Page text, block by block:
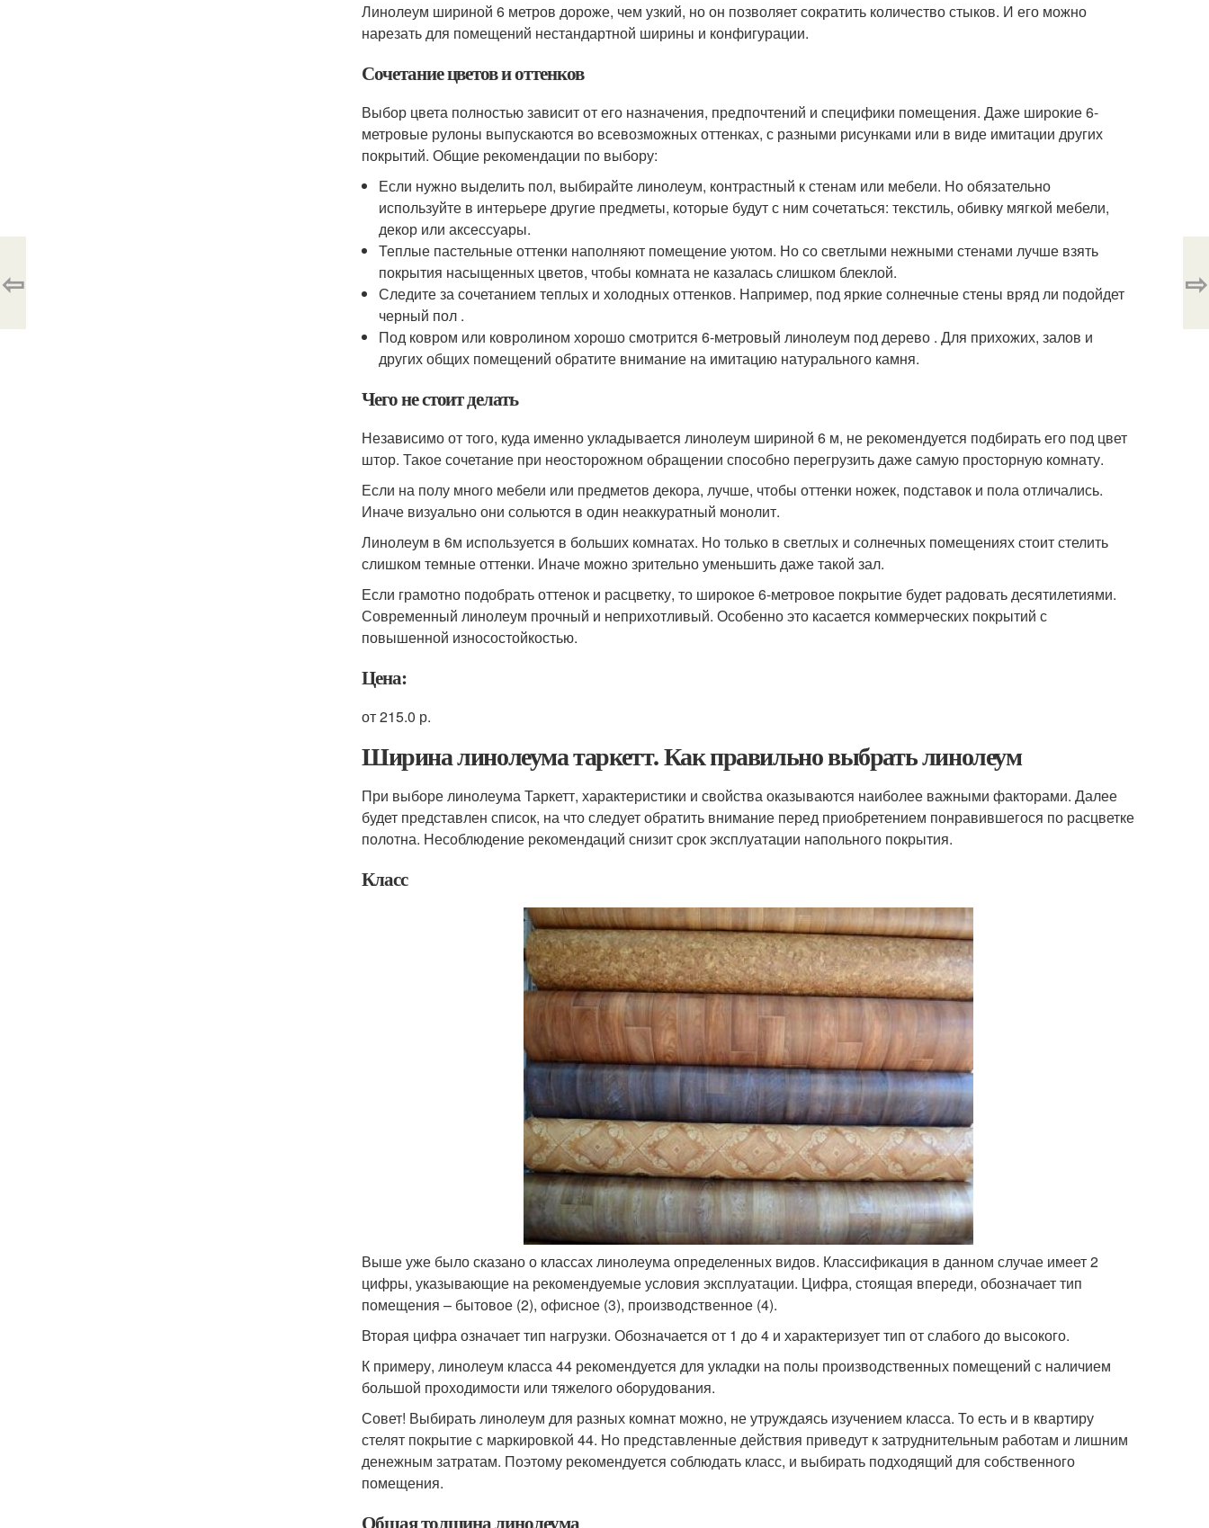
Линолеум шириной 6 метров дороже, чем узкий, но он позволяет сократить количество стыков. И его можно
нарезать для помещений нестандартной ширины и конфигурации.
Сочетание цветов и оттенков
Выбор цвета полностью зависит от его назначения, предпочтений и специфики помещения. Даже широкие 6-
метровые рулоны выпускаются во всевозможных оттенках, с разными рисунками или в виде имитации других
покрытий. Общие рекомендации по выбору:
Если нужно выделить пол, выбирайте линолеум, контрастный к стенам или мебели. Но обязательно
используйте в интерьере другие предметы, которые будут с ним сочетаться: текстиль, обивку мягкой мебели,
декор или аксессуары.
Теплые пастельные оттенки наполняют помещение уютом. Но со светлыми нежными стенами лучше взять
покрытия насыщенных цветов, чтобы комната не казалась слишком блеклой.
Следите за сочетанием теплых и холодных оттенков. Например, под яркие солнечные стены вряд ли подойдет
черный пол .
Под ковром или ковролином хорошо смотрится 6-метровый линолеум под дерево . Для прихожих, залов и
других общих помещений обратите внимание на имитацию натурального камня.
Чего не стоит делать
Независимо от того, куда именно укладывается линолеум шириной 6 м, не рекомендуется подбирать его под цвет
штор. Такое сочетание при неосторожном обращении способно перегрузить даже самую просторную комнату.
Если на полу много мебели или предметов декора, лучше, чтобы оттенки ножек, подставок и пола отличались.
Иначе визуально они сольются в один неаккуратный монолит.
Линолеум в 6м используется в больших комнатах. Но только в светлых и солнечных помещениях стоит стелить
слишком темные оттенки. Иначе можно зрительно уменьшить даже такой зал.
Если грамотно подобрать оттенок и расцветку, то широкое 6-метровое покрытие будет радовать десятилетиями.
Современный линолеум прочный и неприхотливый. Особенно это касается коммерческих покрытий с
повышенной износостойкостью.
Цена:
от 215.0 р.
Ширина линолеума таркетт. Как правильно выбрать линолеум
При выборе линолеума Таркетт, характеристики и свойства оказываются наиболее важными факторами. Далее
будет представлен список, на что следует обратить внимание перед приобретением понравившегося по расцветке
полотна. Несоблюдение рекомендаций снизит срок эксплуатации напольного покрытия.
Класс
Выше уже было сказано о классах линолеума определенных видов. Классификация в данном случае имеет 2
цифры, указывающие на рекомендуемые условия эксплуатации. Цифра, стоящая впереди, обозначает тип
помещения – бытовое (2), офисное (3), производственное (4).
Вторая цифра означает тип нагрузки. Обозначается от 1 до 4 и характеризует тип от слабого до высокого.
К примеру, линолеум класса 44 рекомендуется для укладки на полы производственных помещений с наличием
большой проходимости или тяжелого оборудования.
Совет! Выбирать линолеум для разных комнат можно, не утруждаясь изучением класса. То есть и в квартиру
стелят покрытие с маркировкой 44. Но представленные действия приведут к затруднительным работам и лишним
денежным затратам. Поэтому рекомендуется соблюдать класс, и выбирать подходящий для собственного
помещения.
Общая толщина линолеума
⇦ ⇨